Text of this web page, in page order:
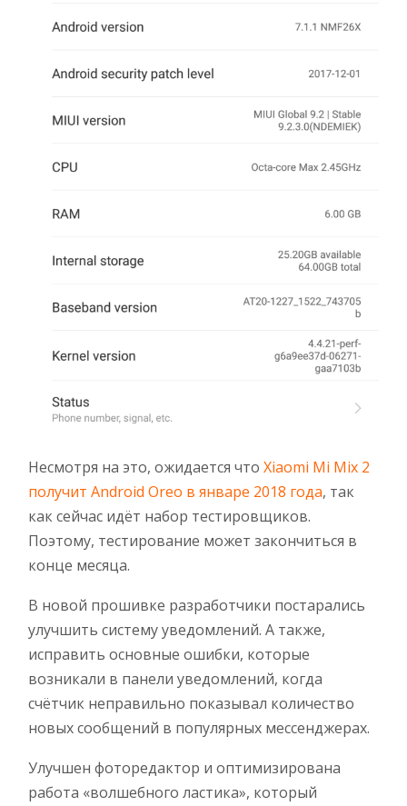
Несмотря на это, ожидается что Xiaomi Mi Mix 2
получит Android Oreo в январе 2018 года, так
как сейчас идёт набор тестировщиков.
Поэтому, тестирование может закончиться в
конце месяца.
В новой прошивке разработчики постарались
улучшить систему уведомлений. А также,
исправить основные ошибки, которые
возникали в панели уведомлений, когда
счётчик неправильно показывал количество
новых сообщений в популярных мессенджерах.
Улучшен фоторедактор и оптимизирована
работа «волшебного ластика», который